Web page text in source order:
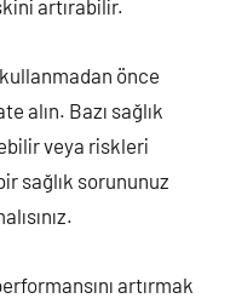
artırabilir.
önce
alın. Bazı sağlık
veya riskleri
sağlık sorununuz
artırmak